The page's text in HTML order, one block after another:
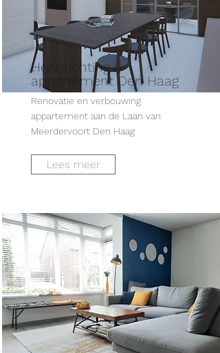
Herinrichting
appartement Den Haag
Renovatie en verbouwing
appartement aan de Laan van
Meerdervoort Den Haag
Lees meer